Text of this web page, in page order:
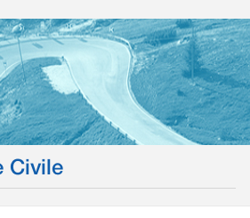
Civile